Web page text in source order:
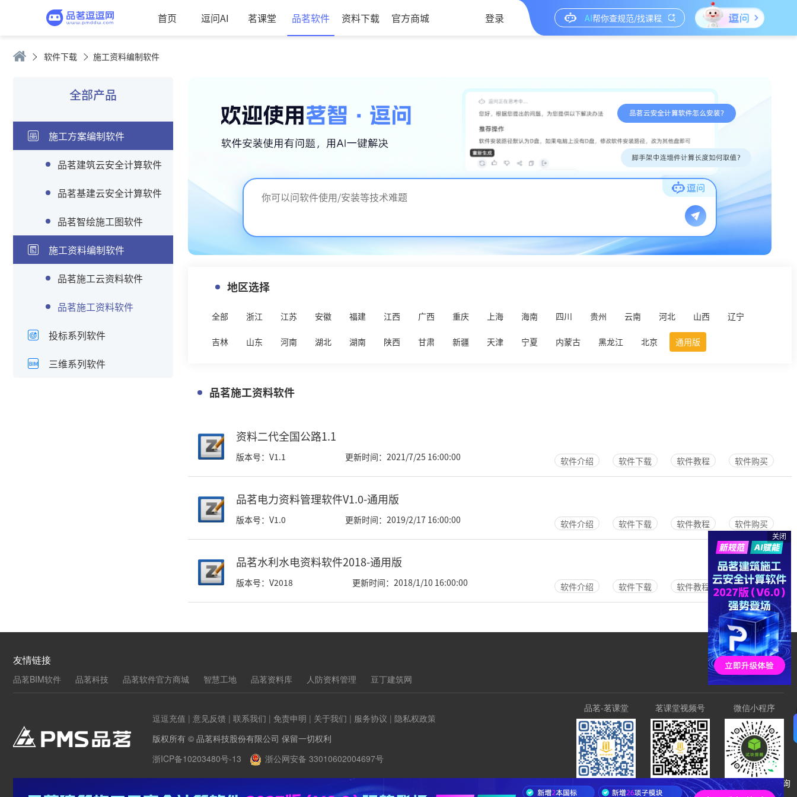
首页 逗问AI 茗课堂 品茗软件 资料下载 官方商城 登录
软件下载 施工资料编制软件
全部产品
施工方案编制软件
品茗建筑云安全计算软件
品茗基建云安全计算软件
品茗智绘施工图软件
施工资料编制软件
品茗施工云资料软件
品茗施工资料软件
投标系列软件
三维系列软件
地区选择
全部 浙江 江苏 安徽 福建 江西 广西 重庆 上海 海南 四川 贵州 云南 河北 山西 辽宁
吉林 山东 河南 湖北 湖南 陕西 甘肃 新疆 天津 宁夏 内蒙古 黑龙江 北京 通用版
品茗施工资料软件
资料二代全国公路1.1
版本号：V1.1 更新时间：2021/7/25 16:00:00 软件介绍 软件下载 软件教程 软件购买
品茗电力资料管理软件V1.0-通用版
版本号：V1.0 更新时间：2019/2/17 16:00:00 软件介绍 软件下载 软件教程 软件购买
品茗水利水电资料软件2018-通用版
版本号：V2018 更新时间：2018/1/10 16:00:00 软件介绍 软件下载 软件教程 软件购买
友情链接
品茗BIM软件 品茗科技 品茗软件官方商城 智慧工地 品茗资料库 人防资料管理 豆丁建筑网
逗逗充值 | 意见反馈 | 联系我们 | 免责申明 | 关于我们 | 服务协议 | 隐私权政策
版权所有 © 品茗科技股份有限公司 保留一切权利
浙ICP备10203480号-13
浙公网安备 33010602004697号
品茗-茗课堂 茗课堂视频号 微信小程序
微信咨询
关闭